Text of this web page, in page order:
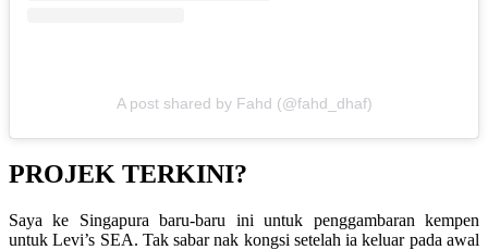
A post shared by Fahd (@fahd_dhaf)
PROJEK TERKINI?
Saya ke Singapura baru-baru ini untuk penggambaran kempen
untuk Levi’s SEA. Tak sabar nak kongsi setelah ia keluar pada awal